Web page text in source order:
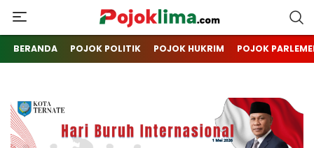
pojoklima.com
Mojokin
BERANDA POJOK POLITIK POJOK HUKRIM POJOK